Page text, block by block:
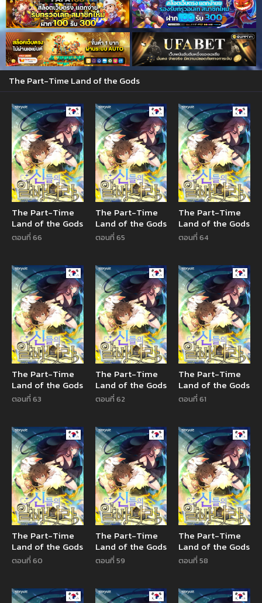
The Part-Time Land of the Gods
Manhwa
The Part-Time
Land of the Gods
ตอนที่ 66
Manhwa
The Part-Time
Land of the Gods
ตอนที่ 65
The Part-Time
Land of the Gods
ตอนที่ 64
Manhwa
The Part-Time
Land of the Gods
ตอนที่ 63
Manhwa
The Part-Time
Land of the Gods
ตอนที่ 62
The Part-Time
Land of the Gods
ตอนที่ 61
Manhwa
The Part-Time
Land of the Gods
ตอนที่ 60
Manhwa
The Part-Time
Land of the Gods
ตอนที่ 59
The Part-Time
Land of the Gods
ตอนที่ 58
Manhwa Manhwa